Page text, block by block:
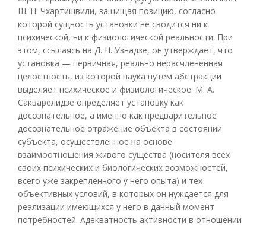
Ш. Н. Чхартишвили, защищая позицию, согласно
которой сущность установки не сводится ни к
психической, ни к физиологической реальности. При
этом, ссылаясь на Д. Н. Узнадзе, он утверждает, что
установка — первичная, реально нерасчлененная
целостность, из которой наука путем абстракции
выделяет психическое и физиологическое. М. А.
Сакварелидзе определяет установку как
досознательное, а именно как предварительное
досознательное отражение объекта в состоянии
субъекта, осуществленное на основе
взаимоотношения живого существа (носителя всех
своих психических и биологических возможностей,
всего уже закрепленного у него опыта) и тех
объективных условий, в которых он нуждается для
реализации имеющихся у него в данный момент
потребностей. Адекватность активности в отношении